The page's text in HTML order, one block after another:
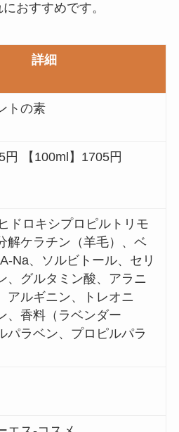
おすすめです。
詳細
トの素
円 【100ml】1705円
ドロキシプロピルトリモ
解ケラチン（羊毛）、ベ
Na、ソルビトール、セリ
、グルタミン酸、アラニ
アルギニン、トレオニ
、香料（ラベンダー
パラベン、プロピルパラ